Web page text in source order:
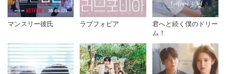
マンスリー彼氏 ラブフォビア
君へと続く僕のドリー
ム！